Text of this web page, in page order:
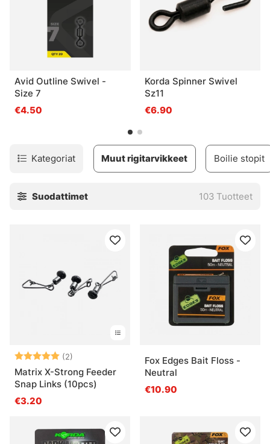
Avid Outline Swivel -
Size 7
€4.50
Korda Spinner Swivel
Sz11
€6.90
Kategoriat Boilie stopit
Muut rigitarvikkeet
Suodattimet 103 Tuotteet
Arvio: (2)
5.0 5:sta tähdestä
Matrix X-Strong Feeder
Snap Links (10pcs)
€3.20
Fox Edges Bait Floss -
Neutral
€10.90